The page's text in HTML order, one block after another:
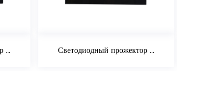
Светодиодный прожектор 150 Вт